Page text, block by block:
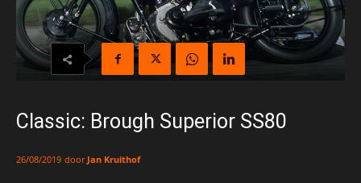
Classic: Brough Superior SS80
26/08/2019 door Jan Kruithof